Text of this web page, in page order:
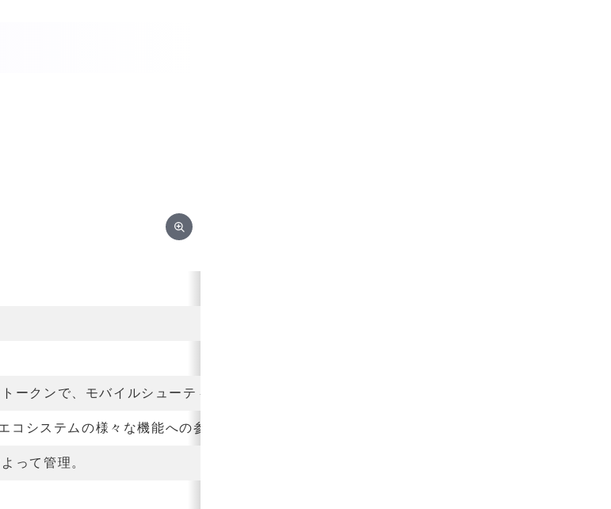
ークンで、モバイルシューティングゲームやエコシステム内の他のアプリケーションで使用で
コシステムの様々な機能への参加などに使用できます。
って管理。